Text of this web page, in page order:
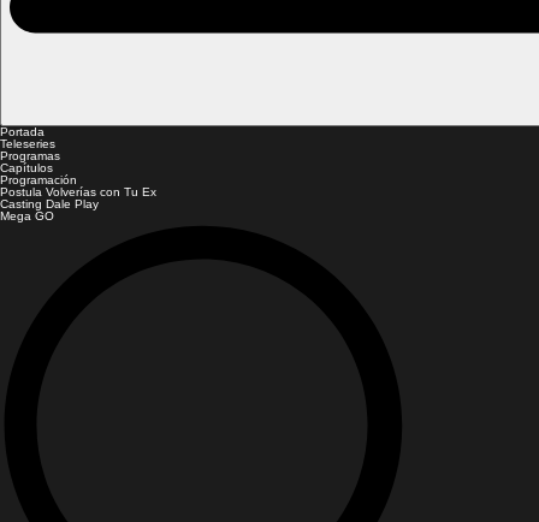
Portada
Teleseries
Programas
Capítulos
Programación
Postula Volverías con Tu Ex
Casting Dale Play
Mega GO